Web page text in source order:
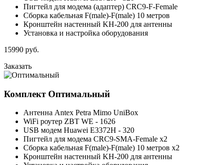
Пигтейл для модема (адаптер) CRC9-F-Female
Сборка кабельная F(male)-F(male) 10 метров
Кронштейн настенный KH-200 для антенны
Установка и настройка оборудования
15990 руб.
Заказать
Комплект Оптимальный
Антенна Antex Petra Mimo UniBox
WiFi роутер ZBT WE - 1626
USB модем Huawei E3372H - 320
Пигтейл для модема CRC9-SMA-Female x2
Сборка кабельная F(male)-F(male) 10 метров x2
Кронштейн настенный KH-200 для антенны